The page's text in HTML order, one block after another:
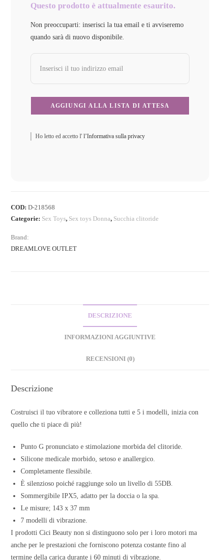
Questo prodotto è attualmente esaurito.
Non preoccuparti: inserisci la tua email e ti avviseremo
quando sarà di nuovo disponibile.
Ho letto ed accetto l' l’Informativa sulla privacy
COD:D-218568
Categorie: Sex Toys, Sex toys Donna, Succhia clitoride
Brand:
DREAMLOVE OUTLET
DESCRIZIONE
INFORMAZIONI AGGIUNTIVE
RECENSIONI (0)
Descrizione
Costruisci il tuo vibratore e colleziona tutti e 5 i modelli, inizia con
quello che ti piace di più!
Punto G pronunciato e stimolazione morbida del clitoride.
Silicone medicale morbido, setoso e anallergico.
Completamente flessibile.
È silenzioso poiché raggiunge solo un livello di 55DB.
Sommergibile IPX5, adatto per la doccia o la spa.
Le misure; 143 x 37 mm
7 modelli di vibrazione.
I prodotti Cici Beauty non si distinguono solo per i loro motori ma
anche per le prestazioni che forniscono potenza costante fino al
termine della carica durante i 60 minuti di vibrazione.